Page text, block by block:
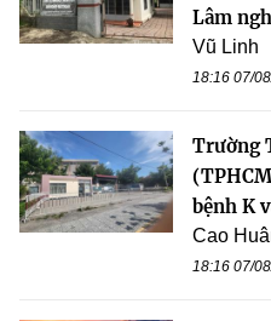
Lâm
Vũ Linh
18:16 07/
Trường
bệnh K
Cao
18:16 07/